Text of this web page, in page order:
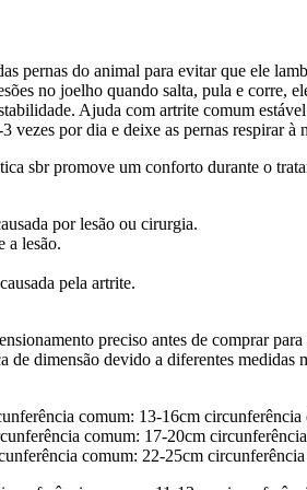
pernas do animal para evitar que ele
no joelho quando salta, pula e corre,
Ajuda com artrite comum
vezes por dia e deixe as pernas respirar à
sbr promove um conforto durante o
por lesão ou cirurgia.
a lesão.
pela artrite.
preciso antes de comprar
dimensão devido a diferentes medidas
comum: 13-16cm
comum: 17-20cm
comum: 22-25cm